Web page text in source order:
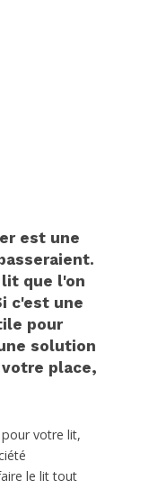
est une
que l'on
c'est une
pour
solution
place,
votre lit,
le lit tout